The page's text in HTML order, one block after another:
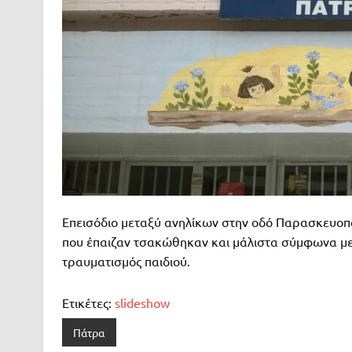
Επεισόδιο μεταξύ ανηλίκων στην οδό
που έπαιζαν τσακώθηκαν και μάλιστα σύμφωνα
τραυματισμός παιδιού.
Ετικέτες: slideshow
Πάτρα